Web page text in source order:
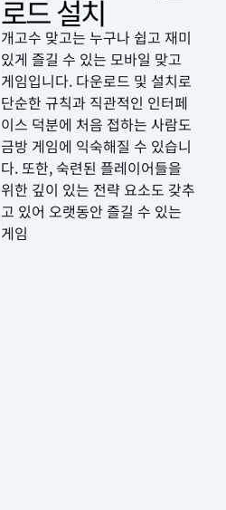
로드 설치
개고수 맞고는 누구나 쉽고 재미
있게 즐길 수 있는 모바일 맞고
게임입니다. 다운로드 및 설치로
단순한 규칙과 직관적인 인터페
이스 덕분에 처음 접하는 사람도
금방 게임에 익숙해질 수 있습니
다. 또한, 숙련된 플레이어들을
위한 깊이 있는 전략 요소도 갖추
고 있어 오랫동안 즐길 수 있는
게임